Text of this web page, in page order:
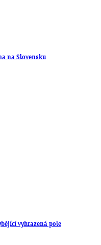
na Slovensku
vyhrazená pole